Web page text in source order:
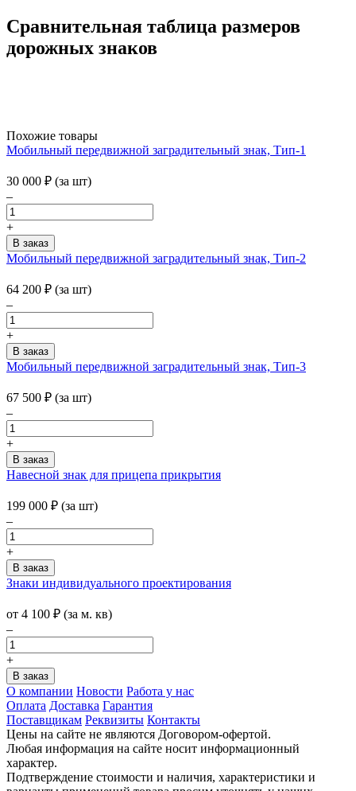
Сравнительная таблица размеров
дорожных знаков
Похожие товары
Мобильный передвижной заградительный знак, Тип-1
30 000 ₽ (за шт)
–
+
Мобильный передвижной заградительный знак, Тип-2
64 200 ₽ (за шт)
–
+
Мобильный передвижной заградительный знак, Тип-3
67 500 ₽ (за шт)
–
+
Навесной знак для прицепа прикрытия
199 000 ₽ (за шт)
–
+
Знаки индивидуального проектирования
от 4 100 ₽ (за м. кв)
–
+
О компании Новости Работа у нас
Оплата Доставка Гарантия
Поставщикам Реквизиты Контакты
Цены на сайте не являются Договором-офертой.
Любая информация на сайте носит информационный
характер.
Подтверждение стоимости и наличия, характеристики и